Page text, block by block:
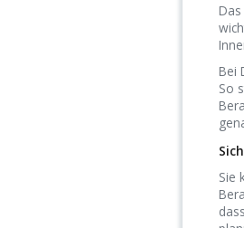
Bei
So
Sie